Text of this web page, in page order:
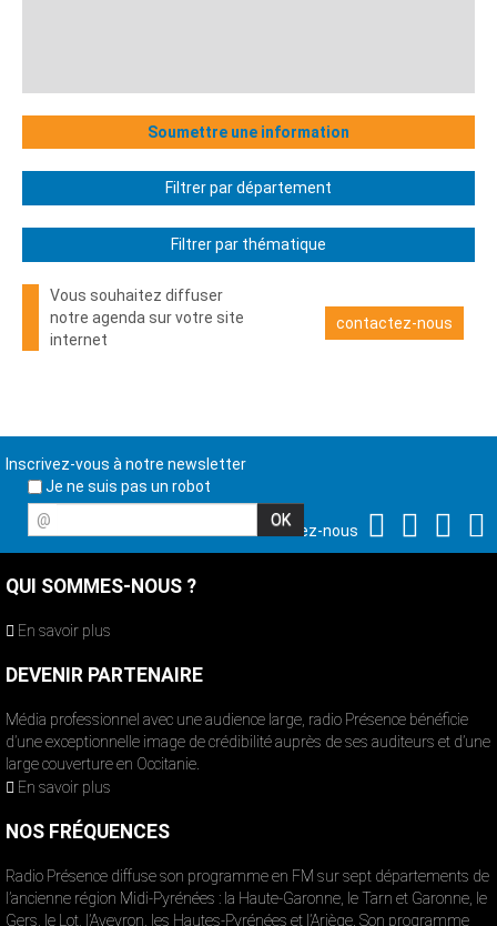
Soumettre une information
Filtrer par département
Filtrer par thématique
Vous souhaitez diffuser
notre agenda sur votre site
internet
contactez-nous
Inscrivez-vous à notre newsletter
Je ne suis pas un robot
@
Suivez-nous
QUI SOMMES-NOUS ?
En savoir plus
DEVENIR PARTENAIRE
Média professionnel avec une audience large, radio Présence bénéficie
d’une exceptionnelle image de crédibilité auprès de ses auditeurs et d’une
large couverture en Occitanie.
En savoir plus
NOS FRÉQUENCES
Radio Présence diffuse son programme en FM sur sept départements de
l’ancienne région Midi-Pyrénées : la Haute-Garonne, le Tarn et Garonne, le
Gers, le Lot, l’Aveyron, les Hautes-Pyrénées et l’Ariège. Son programme